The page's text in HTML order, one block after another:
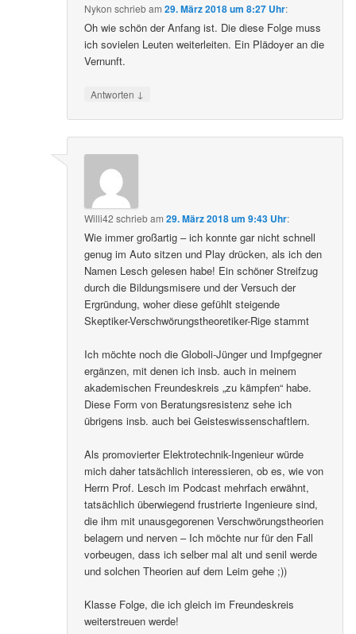
Nykon schriebam29. März 2018 um 8:27 Uhr:
Oh wie schön der Anfang ist. Die diese Folge muss
ich sovielen Leuten weiterleiten. Ein Plädoyer an die
Vernunft.
Antworten ↓
Willi42 schriebam29. März 2018 um 9:43 Uhr:
Wie immer großartig – ich konnte gar nicht schnell
genug im Auto sitzen und Play drücken, als ich den
Namen Lesch gelesen habe! Ein schöner Streifzug
durch die Bildungsmisere und der Versuch der
Ergründung, woher diese gefühlt steigende
Skeptiker-Verschwörungstheoretiker-Rige stammt
Ich möchte noch die Globoli-Jünger und Impfgegner
ergänzen, mit denen ich insb. auch in meinem
akademischen Freundeskreis „zu kämpfen“ habe.
Diese Form von Beratungsresistenz sehe ich
übrigens insb. auch bei Geisteswissenschaftlern.
Als promovierter Elektrotechnik-Ingenieur würde
mich daher tatsächlich interessieren, ob es, wie von
Herrn Prof. Lesch im Podcast mehrfach erwähnt,
tatsächlich überwiegend frustrierte Ingenieure sind,
die ihm mit unausgegorenen Verschwörungstheorien
belagern und nerven – Ich möchte nur für den Fall
vorbeugen, dass ich selber mal alt und senil werde
und solchen Theorien auf dem Leim gehe ;))
Klasse Folge, die ich gleich im Freundeskreis
weiterstreuen werde!